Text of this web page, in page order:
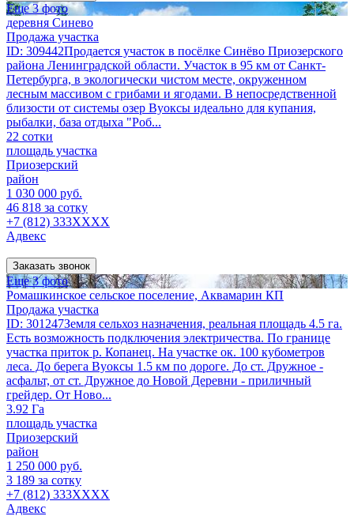
Еще 3 фото
деревня Синево
Продажа участка
ID: 309442Продается участок в посёлке Синёво Приозерского
района Ленинградской области. Участок в 95 км от Санкт-
Петербурга, в экологически чистом месте, окруженном
лесным массивом с грибами и ягодами. В непосредственной
близости от системы озер Вуоксы идеально для купания,
рыбалки, база отдыха "Роб...
22 сотки
площадь участка
Приозерский
район
1 030 000 руб.
46 818 за сотку
+7 (812) 333XXXX
Адвекс
Заказать звонок
Еще 3 фото
Ромашкинское сельское поселение, Аквамарин КП
Продажа участка
ID: 301247Земля сельхоз назначения, реальная площадь 4.5 га.
Есть возможность подключения электричества. По границе
участка приток р. Копанец. На участке ок. 100 кубометров
леса. До берега Вуоксы 1.5 км по дороге. До ст. Дружное -
асфальт, от ст. Дружное до Новой Деревни - приличный
грейдер. От Ново...
3.92 Га
площадь участка
Приозерский
район
1 250 000 руб.
3 189 за сотку
+7 (812) 333XXXX
Адвекс